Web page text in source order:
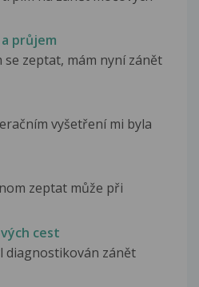
průjem
se zeptat, mám nyní zánět
vyšetření mi byla
zeptat může při
cest
diagnostikován zánět